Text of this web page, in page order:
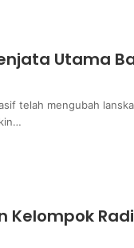
Utama
telah mengubah